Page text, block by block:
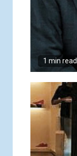
1 min read